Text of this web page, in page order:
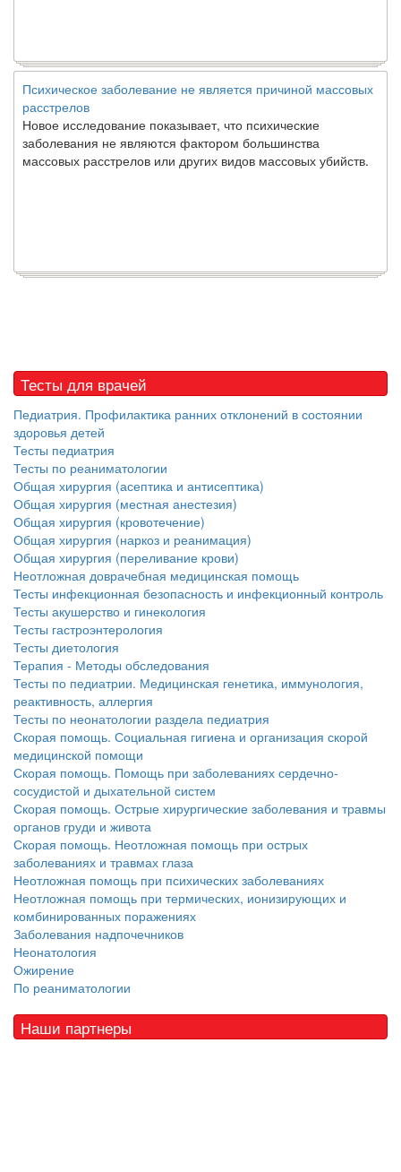
Психическое заболевание не является причиной массовых
расстрелов
Новое исследование показывает, что психические
заболевания не являются фактором большинства
массовых расстрелов или других видов массовых убийств.
Тесты для врачей
Педиатрия. Профилактика ранних отклонений в состоянии
здоровья детей
Тесты педиатрия
Тесты по реаниматологии
Общая хирургия (асептика и антисептика)
Общая хирургия (местная анестезия)
Общая хирургия (кровотечение)
Общая хирургия (наркоз и реанимация)
Общая хирургия (переливание крови)
Неотложная доврачебная медицинская помощь
Тесты инфекционная безопасность и инфекционный контроль
Тесты акушерство и гинекология
Тесты гастроэнтерология
Тесты диетология
Терапия - Методы обследования
Тесты по педиатрии. Медицинская генетика, иммунология,
реактивность, аллергия
Тесты по неонатологии раздела педиатрия
Скорая помощь. Социальная гигиена и организация скорой
медицинской помощи
Скорая помощь. Помощь при заболеваниях сердечно-
сосудистой и дыхательной систем
Скорая помощь. Острые хирургические заболевания и травмы
органов груди и живота
Скорая помощь. Неотложная помощь при острых
заболеваниях и травмах глаза
Неотложная помощь при психических заболеваниях
Неотложная помощь при термических, ионизирующих и
комбинированных поражениях
Заболевания надпочечников
Неонатология
Ожирение
По реаниматологии
Наши партнеры